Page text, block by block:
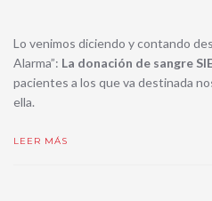
Lo venimos diciendo y contando
Alarma”: La donación de sangre
pacientes a los que va destinada
ella.
LEER MÁS